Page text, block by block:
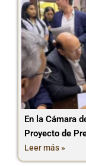
En la Cámara
Proyecto de
Leer más »